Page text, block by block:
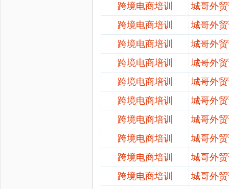
跨境电商培训
城哥外
跨境电商培训
城哥外
跨境电商培训
城哥外
跨境电商培训
城哥外
跨境电商培训
城哥外
跨境电商培训
城哥外
跨境电商培训
城哥外
跨境电商培训
城哥外
跨境电商培训
城哥外
跨境电商培训
城哥外